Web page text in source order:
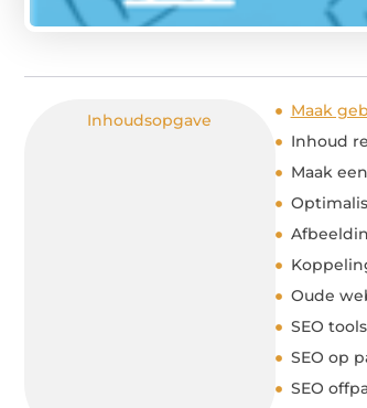
Inhoudsopgave
Maak
Inhoud
Maak
Oude
SEO
SEO op
SEO